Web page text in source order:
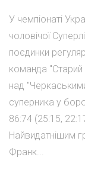
У чемпіонаті
чоловічої
поєдинки
команда
над
суперника у
86:74 (25:15,
Найвидатнішим
Франк...